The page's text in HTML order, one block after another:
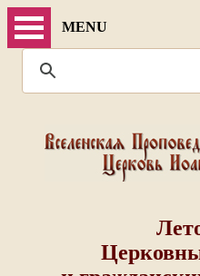
MENU